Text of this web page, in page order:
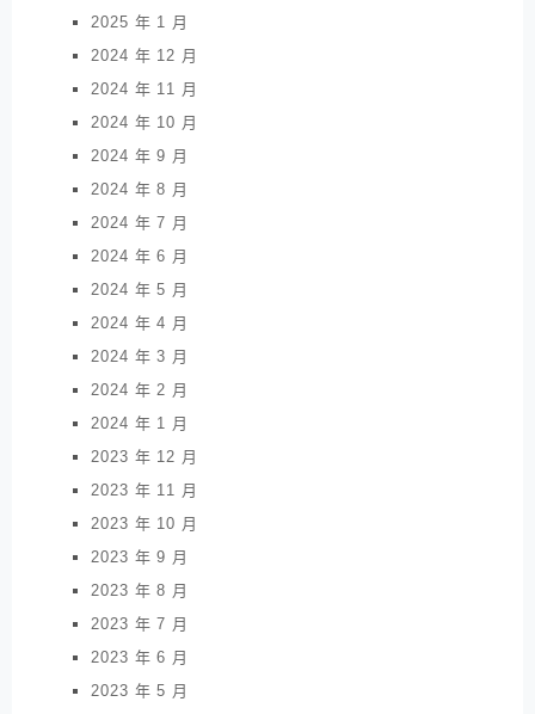
2025 年 1 月
2024 年 12 月
2024 年 11 月
2024 年 10 月
2024 年 9 月
2024 年 8 月
2024 年 7 月
2024 年 6 月
2024 年 5 月
2024 年 4 月
2024 年 3 月
2024 年 2 月
2024 年 1 月
2023 年 12 月
2023 年 11 月
2023 年 10 月
2023 年 9 月
2023 年 8 月
2023 年 7 月
2023 年 6 月
2023 年 5 月